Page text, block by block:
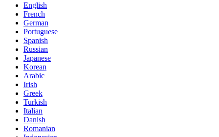
English
French
German
Portuguese
Spanish
Russian
Japanese
Korean
Arabic
Irish
Greek
Turkish
Italian
Danish
Romanian